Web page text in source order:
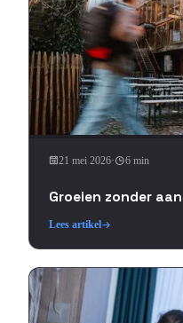
21 mei 2026· 6 min
Groeien zonder
Lees artikel